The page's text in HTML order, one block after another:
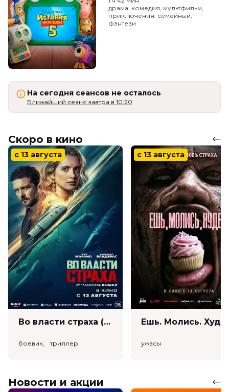
драма, комедия, мультфильм,
приключения, семейный,
фэнтези
На сегодня сеансов не осталось
Ближайший сеанс завтра в 10:20
Скоро в кино
с 13 августа
Во власти страха (18+)
боевик, триллер
с 13 августа
ужасы
Новости и акции